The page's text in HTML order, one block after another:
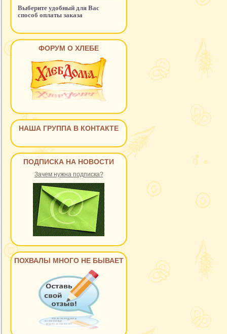
Выберите удобный для Вас
способ оплаты заказа
ФОРУМ О ХЛЕБЕ
НАША ГРУППА В КОНТАКТЕ
ПОДПИСКА НА НОВОСТИ
Зачем нужна подписка?
ПОХВАЛЫ МНОГО НЕ БЫВАЕТ